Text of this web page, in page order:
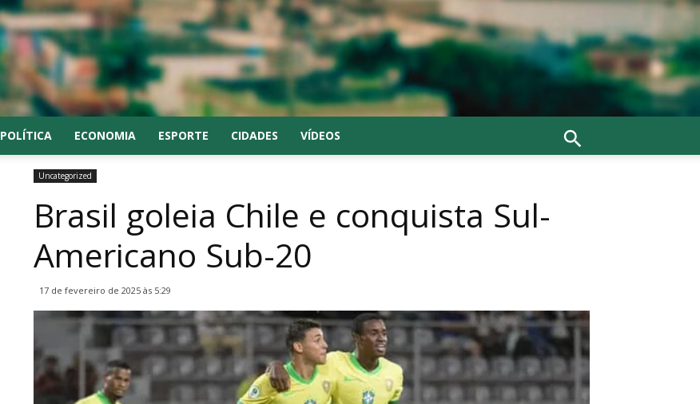
POLÍTICA ECONOMIA ESPORTE CIDADES VÍDEOS
Uncategorized
Brasil goleia Chile e conquista Sul-
Americano Sub-20
17 de fevereiro de 2025 às 5:29